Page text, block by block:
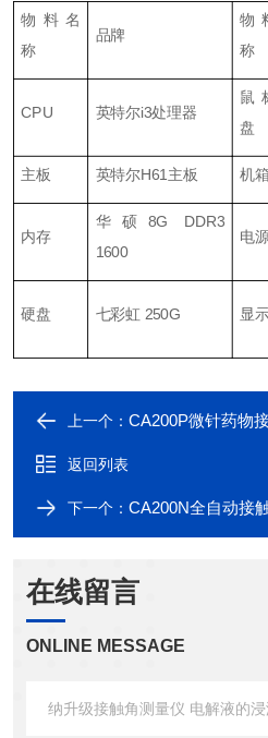
物料名
称
品牌
物
称
CPU 英特尔i3处理器
鼠
盘
主板 英特尔H61主板 机箱
内存
华硕8G DDR3
1600
电
硬盘 七彩虹 250G 显
上一个： CA200P微针药物接
返回列表
下一个： CA200N全自动接触角
在线留言
ONLINE MESSAGE